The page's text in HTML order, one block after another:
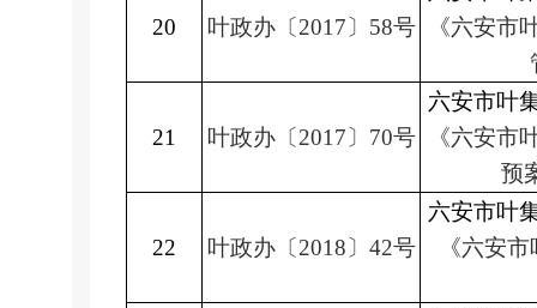
20 叶政办〔 2017 〕 58号
《六安市
21 叶政办〔 2017 〕 70号
六安市叶
《六安市
预
22 叶政办〔 2018 〕 42号
六安市叶
《六安